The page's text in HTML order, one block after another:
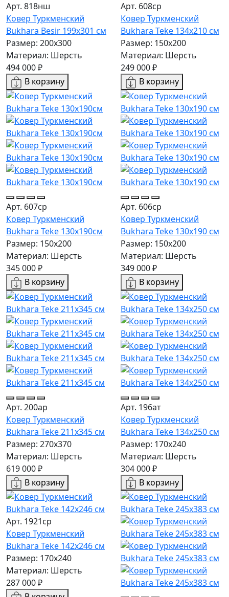
Арт. 818нш
Ковер Туркменский
Bukhara Besir 199x301 см
Размер: 200x300
Материал: Шерсть
494 000 ₽
В корзину
Арт. 608ср
Ковер Туркменский
Bukhara Teke 134x210 см
Размер: 150x200
Материал: Шерсть
249 000 ₽
В корзину
Арт. 607ср
Ковер Туркменский
Bukhara Teke 130x190см
Размер: 150x200
Материал: Шерсть
345 000 ₽
В корзину
Арт. 606ср
Ковер Туркменский
Bukhara Teke 130x190 см
Размер: 150x200
Материал: Шерсть
349 000 ₽
В корзину
Арт. 200ар
Ковер Туркменский
Bukhara Teke 211x345 см
Размер: 270x370
Материал: Шерсть
619 000 ₽
В корзину
Арт. 196ат
Ковер Туркменский
Bukhara Teke 134x250 см
Размер: 170x240
Материал: Шерсть
304 000 ₽
В корзину
Арт. 1921ср
Ковер Туркменский
Bukhara Teke 142x246 см
Размер: 170x240
Материал: Шерсть
287 000 ₽